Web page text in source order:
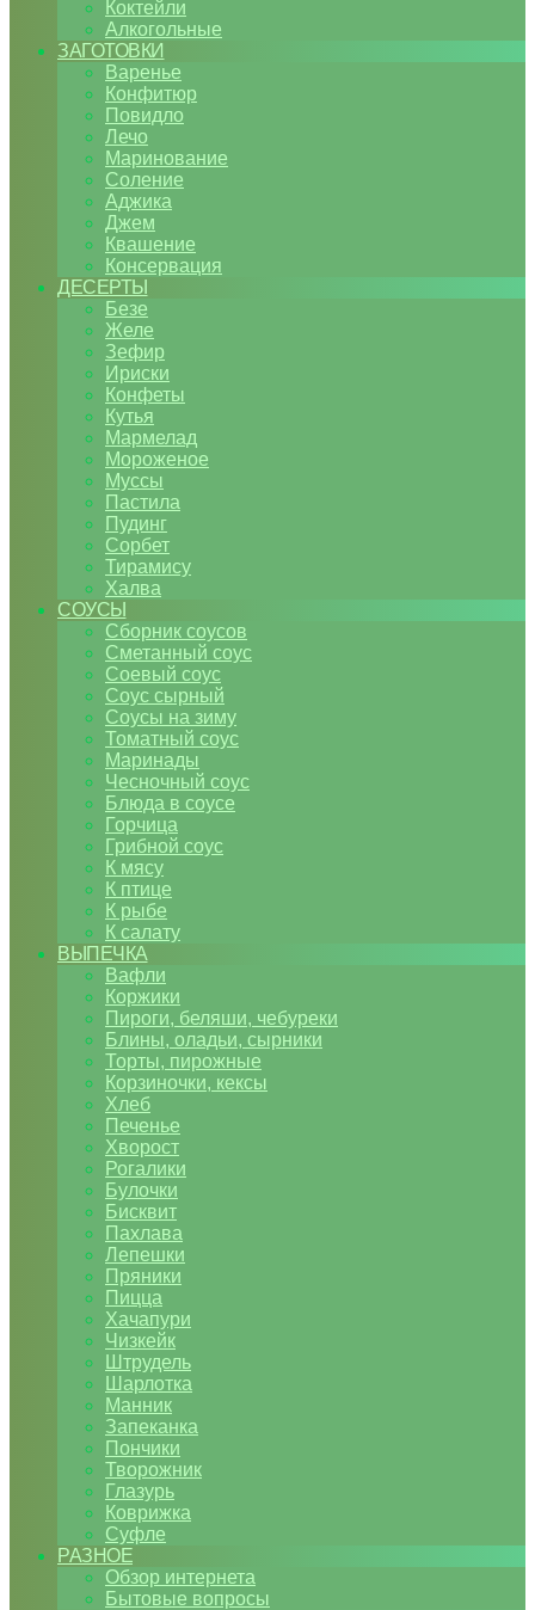
Коктейли
Алкогольные
ЗАГОТОВКИ
Варенье
Конфитюр
Повидло
Лечо
Маринование
Соление
Аджика
Джем
Квашение
Консервация
ДЕСЕРТЫ
Безе
Желе
Зефир
Ириски
Конфеты
Кутья
Мармелад
Мороженое
Муссы
Пастила
Пудинг
Сорбет
Тирамису
Халва
СОУСЫ
Сборник соусов
Сметанный соус
Соевый соус
Соус сырный
Соусы на зиму
Томатный соус
Маринады
Чесночный соус
Блюда в соусе
Горчица
Грибной соус
К мясу
К птице
К рыбе
К салату
ВЫПЕЧКА
Вафли
Коржики
Пироги, беляши, чебуреки
Блины, оладьи, сырники
Торты, пирожные
Корзиночки, кексы
Хлеб
Печенье
Хворост
Рогалики
Булочки
Бисквит
Пахлава
Лепешки
Пряники
Пицца
Хачапури
Чизкейк
Штрудель
Шарлотка
Манник
Запеканка
Пончики
Творожник
Глазурь
Коврижка
Суфле
РАЗНОЕ
Обзор интернета
Бытовые вопросы